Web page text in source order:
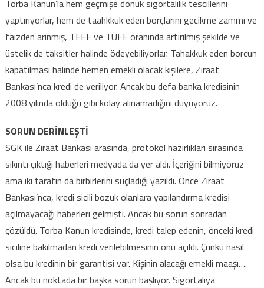
Torba Kanun’la hem geçmişe dönük sigortalılık tescillerini
yaptırıyorlar, hem de taahkkuk eden borçlarını gecikme zammı ve
faizden arınmış, TEFE ve TÜFE oranında artırılmış şekilde ve
üstelik de taksitler halinde ödeyebiliyorlar. Tahakkuk eden borcun
kapatılması halinde hemen emekli olacak kişilere, Ziraat
Bankası’nca kredi de veriliyor. Ancak bu defa banka kredisinin
2008 yılında olduğu gibi kolay alınamadığını duyuyoruz.
SORUN DERİNLEŞTİ
SGK ile Ziraat Bankası arasında, protokol hazırlıkları sırasında
sıkıntı çıktığı haberleri medyada da yer aldı. İçeriğini bilmiyoruz
ama iki tarafın da birbirlerini suçladığı yazıldı. Önce Ziraat
Bankası’nca, kredi sicili bozuk olanlara yapılandırma kredisi
açılmayacağı haberleri gelmişti. Ancak bu sorun sonradan
çözüldü. Torba Kanun kredisinde, kredi talep edenin, önceki kredi
siciline bakılmadan kredi verilebilmesinin önü açıldı. Çünkü nasıl
olsa bu kredinin bir garantisi var. Kişinin alacağı emekli maaşı….
Ancak bu noktada bir başka sorun başlıyor. Sigortalıya